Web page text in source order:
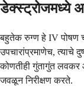
डेक्स्ट्रोजमध्ये
बहुतेक रुग्ण हे IV पोषण
उपचारांप्रमाणेच, त्याचे
कोणतीही गुंतागुंत लवकर
जवळून निरीक्षण करते.